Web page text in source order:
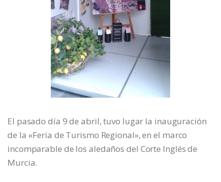
El pasado día 9 de abril, tuvo lugar la inauguración
de la «Feria de Turismo Regional», en el marco
incomparable de los aledaños del Corte Inglés de
Murcia.